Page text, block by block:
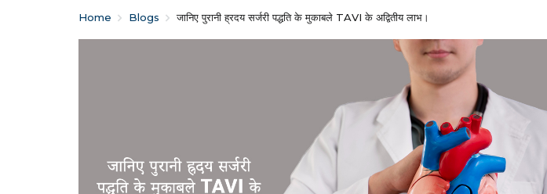
Home Blogs जानिए पुरानी ह्रदय सर्जरी पद्धति के मुकाबले TAVI के अद्वितीय लाभ।